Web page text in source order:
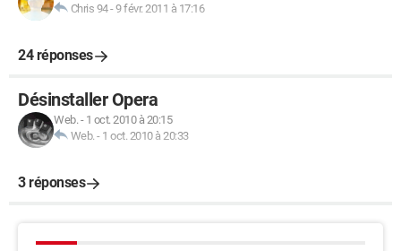
Chris 94-9 févr. 2011 à 17:16
24 réponses
Désinstaller Opera
Web.- 1 oct. 2010 à 20:15
Web. - 1 oct. 2010 à 20:33
3 réponses